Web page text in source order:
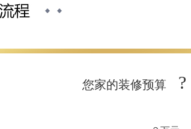
您家的装修预算 ?